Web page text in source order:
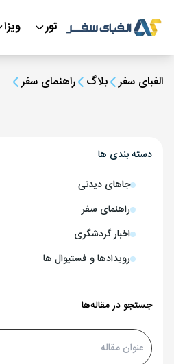
تور ویزا
الفبای سفر بلاگ راهنمای سفر
دسته بندی ها
جاهای دیدنی
راهنمای سفر
اخبار گردشگری
رویدادها و فستیوال ها
جستجو در مقاله‌ها